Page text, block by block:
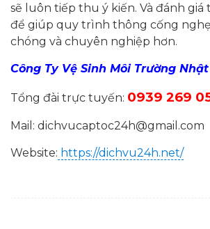
sẽ luôn tiếp thu ý kiến. Và đánh giá
để giúp quy trình thông cống
chóng và chuyên nghiệp hơn.
Công Ty Vệ Sinh Môi Trường
Tổng đài trực tuyến: 0939 269
Mail: dichvucaptoc24h@gmail.com
Website: https://dichvu24h.net/